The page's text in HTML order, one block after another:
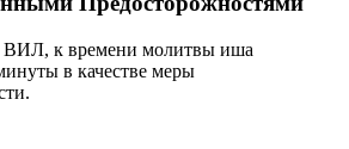
ВИЛ, к времени молитвы иша
в качестве меры